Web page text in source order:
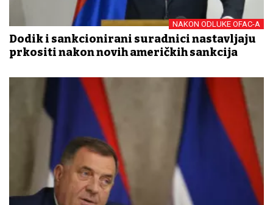
NAKON ODLUKE OFAC-A
Dodik i sankcionirani suradnici nastavljaju
prkositi nakon novih američkih sankcija